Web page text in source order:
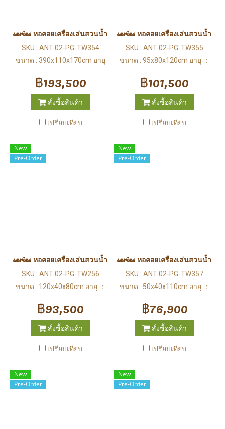
series หอคอยเครื่องเล่นสวนน้ำ (Water Park)
SKU : ANT-02-PG-TW354
ขนาด : 390x110x170cm อายุ
฿193,500
สั่งซื้อสินค้า
เปรียบเทียบ
series หอคอยเครื่องเล่นสวนน้ำ
SKU : ANT-02-PG-TW355
ขนาด : 95x80x120cm อายุ ：
฿101,500
สั่งซื้อสินค้า
เปรียบเทียบ
New
Pre-Order
series หอคอยเครื่องเล่นสวนน้ำ (Water Park)
SKU : ANT-02-PG-TW256
ขนาด : 120x40x80cm อายุ ：
฿93,500
สั่งซื้อสินค้า
เปรียบเทียบ
New
Pre-Order
series หอคอยเครื่องเล่นสวนน้ำ
SKU : ANT-02-PG-TW357
ขนาด : 50x40x110cm อายุ ：
฿76,900
สั่งซื้อสินค้า
เปรียบเทียบ
New
Pre-Order
New
Pre-Order